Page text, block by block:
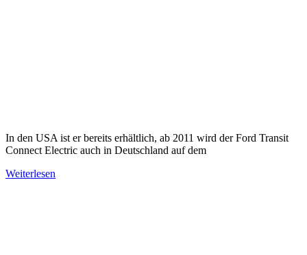
In den USA ist er bereits erhältlich, ab 2011 wird der Ford Transit
Connect Electric auch in Deutschland auf dem
Weiterlesen